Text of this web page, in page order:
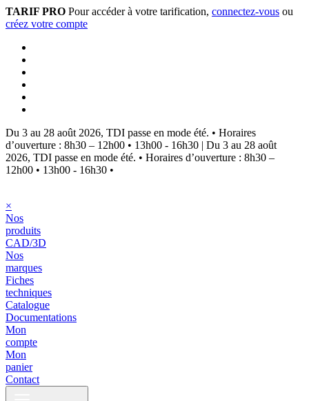
TARIF PRO Pour accéder à votre tarification, connectez-vous ou
créez votre compte
Du 3 au 28 août 2026, TDI passe en mode été. • Horaires
d’ouverture : 8h30 – 12h00 • 13h00 - 16h30 | Du 3 au 28 août
2026, TDI passe en mode été. • Horaires d’ouverture : 8h30 –
12h00 • 13h00 - 16h30 •
×
Nos
produits
CAD/3D
Nos
marques
Fiches
techniques
Catalogue
Documentations
Mon
compte
Mon
panier
Contact